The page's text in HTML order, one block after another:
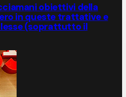
obiettivi della
in queste trattative e
(soprattutto il